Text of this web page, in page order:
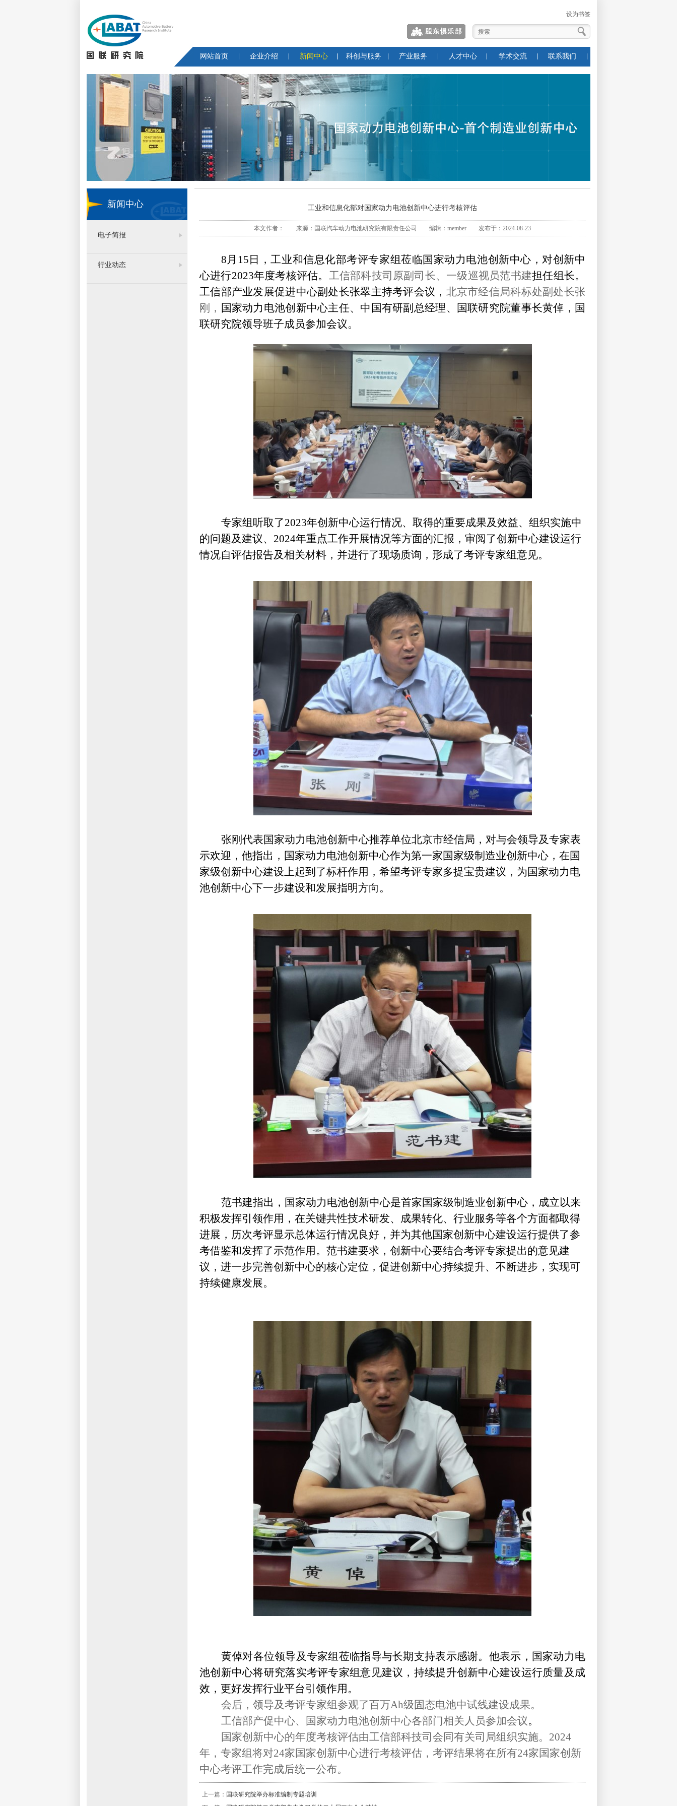
设为书签
网站首页 企业介绍 新闻中心 科创与服务 产业服务 人才中心 学术交流 联系我们
新闻中心
电子简报
行业动态
工业和信息化部对国家动力电池创新中心进行考核评估
本文作者： 来源：国联汽车动力电池研究院有限责任公司 编辑：member 发布于：2024-08-23
8月15日，工业和信息化部考评专家组莅临国家动力电池创新中心，对创新中
心进行2023年度考核评估。 工信部科技司原副司长、 一级巡视员范书建担任组长。
工信部产业发展促进中心副处长张翠主持考评会议， 北京市经信局科标处副处长张
刚， 国家动力电池创新中心主任、中国有研副总经理、国联研究院董事长黄倬，国
联研究院领导班子成员参加会议。
专家组听取了2023年创新中心运行情况、取得的重要成果及效益、组织实施中
的问题及建议、2024年重点工作开展情况等方面的汇报，审阅了创新中心建设运行
情况自评估报告及相关材料，并进行了现场质询，形成了考评专家组意见。
张刚代表国家动力电池创新中心推荐单位北京市经信局，对与会领导及专家表
示欢迎，他指出，国家动力电池创新中心作为第一家国家级制造业创新中心，在国
家级创新中心建设上起到了标杆作用，希望考评专家多提宝贵建议，为国家动力电
池创新中心下一步建设和发展指明方向。
范书建指出，国家动力电池创新中心是首家国家级制造业创新中心，成立以来
积极发挥引领作用，在关键共性技术研发、成果转化、行业服务等各个方面都取得
进展，历次考评显示总体运行情况良好，并为其他国家创新中心建设运行提供了参
考借鉴和发挥了示范作用。范书建要求 ，创新中心要结合考评专家提出的意见建
议，进一步完善创新中心的核心定位，促进创新中心持续提升、不断进步，实现可
持续健康发展。
黄倬对各位领导及专家组莅临指导与长期支持表示感谢。他表示，国家动力电
池创新中心将研究落实考评专家组意见建议，持续提升创新中心建设运行质量及 成
效，更好发挥行业平台引领作用。
会后 ，领导及考评专家组参观了百万Ah级固态电池中试线建设成果。
工信部产促中心、国家动力电池创新中心各部门相关人员参加会议。
国家创新中心的年度考核评估由工信部科技司会同有关司局组织实施。 2024
年 ，专家组将对24家国家创新中心进行考核评估，考评结果将在所有24家国家创新
中心考评工作完成后统一公布。
上一篇： 国联研究院举办标准编制专题培训